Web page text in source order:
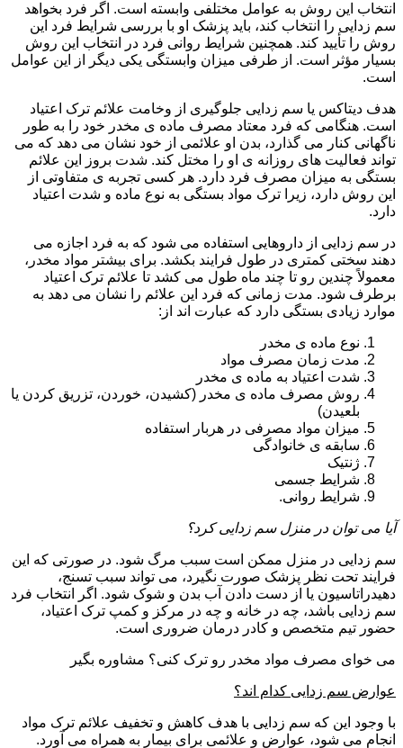
انتخاب این روش به عوامل مختلفی وابسته است. اگر فرد بخواهد
سم زدایی را انتخاب کند، باید پزشک او با بررسی شرایط فرد این
روش را تأیید کند. همچنین شرایط روانی فرد در انتخاب این روش
بسیار مؤثر است. از طرفی میزان وابستگی یکی دیگر از این عوامل
است.
هدف دیتاکس یا سم زدایی جلوگیری از وخامت علائم ترک اعتیاد
است. هنگامی که فرد معتاد مصرف ماده ی مخدر خود را به طور
ناگهانی کنار می گذارد، بدن او علائمی از خود نشان می دهد که می
تواند فعالیت های روزانه ی او را مختل کند. شدت بروز این علائم
بستگی به میزان مصرف فرد دارد. هر کسی تجربه ی متفاوتی از
این روش دارد، زیرا ترک مواد بستگی به نوع ماده و شدت اعتیاد
دارد.
در سم زدایی از داروهایی استفاده می شود که به فرد اجازه می
دهند سختی کمتری در طول فرایند بکشد. برای بیشتر مواد مخدر،
معمولاً چندین رو تا چند ماه طول می کشد تا علائم ترک اعتیاد
برطرف شود. مدت زمانی که فرد این علائم را نشان می دهد به
موارد زیادی بستگی دارد که عبارت اند از:
نوع ماده ی مخدر
مدت زمان مصرف مواد
شدت اعتیاد به ماده ی مخدر
روش مصرف ماده ی مخدر (کشیدن، خوردن، تزریق کردن یا
بلعیدن)
میزان مواد مصرفی در هربار استفاده
سابقه ی خانوادگی
ژنتیک
شرایط جسمی
شرایط روانی.
آیا می توان در منزل سم زدایی کرد؟
سم زدایی در منزل ممکن است سبب مرگ شود. در صورتی که این
فرایند تحت نظر پزشک صورت نگیرد، می تواند سبب تسنج،
دهیدراتاسیون یا از دست دادن آب بدن و شوک شود. اگر انتخاب فرد
سم زدایی باشد، چه در خانه و چه در مرکز و کمپ ترک اعتیاد،
حضور تیم متخصص و کادر درمان ضروری است.
می خوای مصرف مواد مخدر رو ترک کنی؟ مشاوره بگیر
عوارض سم زدایی کدام اند؟
با وجود این که سم زدایی با هدف کاهش و تخفیف علائم ترک مواد
انجام می شود، عوارض و علائمی برای بیمار به همراه می آورد.